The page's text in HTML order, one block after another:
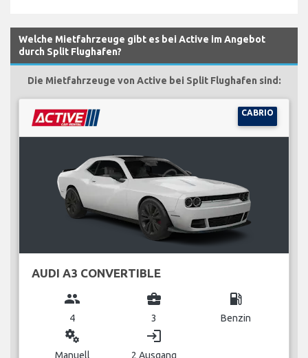
Welche Mietfahrzeuge gibt es bei Active im Angebot
durch Split Flughafen?
Die Mietfahrzeuge von Active bei Split Flughafen sind:
CABRIO
AUDI A3 CONVERTIBLE
group
4
business_center
3
local_gas_station
Benzin
miscellaneous_services
Manuell
login
2 Ausgang